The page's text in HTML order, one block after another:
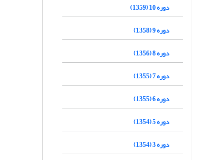
دوره 10 (1359)
دوره 9 (1358)
دوره 8 (1356)
دوره 7 (1355)
دوره 6 (1355)
دوره 5 (1354)
دوره 3 (1354)